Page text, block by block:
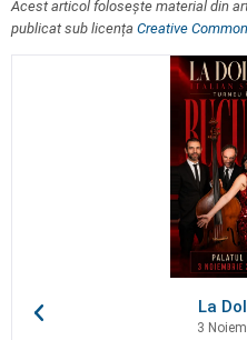
Acest articol folosește material din
publicat sub licența Creative
La
3